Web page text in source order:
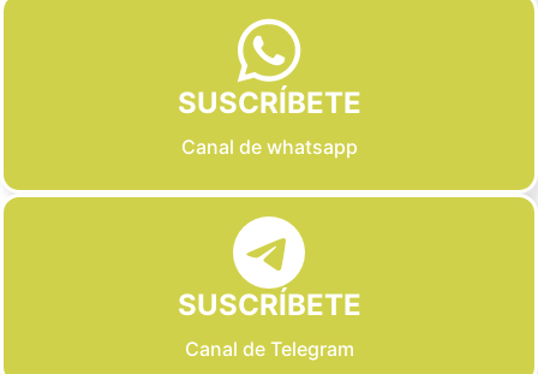
SUSCRÍBETE
Canal de whatsapp
SUSCRÍBETE
Canal de Telegram